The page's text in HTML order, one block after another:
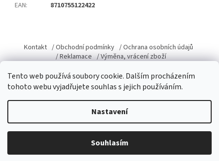
Tento web používá soubory cookie. Dalším procházením
tohoto webu vyjadřujete souhlas s jejich používáním.
Nastavení
Souhlasím
EAN: 8710755122422
p
a
Kontakt / Obchodní podmínky / Ochrana osobních údajů
/ Reklamace / Výměna, vrácení zboží
Copyright 2026Domacky.cz. Všechna práva vyhrazena.Upravit
nastavení cookies